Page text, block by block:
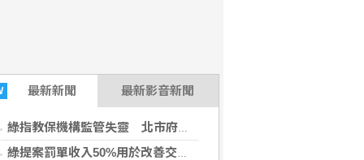
最新新聞 最新影音新聞
綠指教保機構監管失靈 北市府：依法究辦從嚴裁處
綠提案罰單收入50%用於改善交通 藍白否決未列案